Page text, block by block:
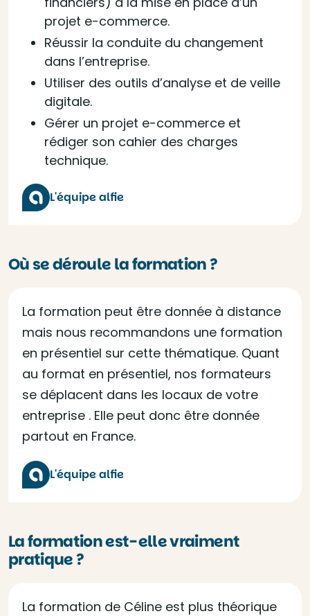
projet e-commerce.
Réussir la conduite du changement
dans l’entreprise.
Utiliser des outils d’analyse et de veille
digitale.
Gérer un projet e-commerce et
rédiger son cahier des charges
technique.
L'équipe alfie
Où se déroule la formation ?
La formation peut être donnée à distance
mais nous recommandons une formation
en présentiel sur cette thématique. Quant
au format en présentiel, nos formateurs
se déplacent dans les locaux de votre
entreprise . Elle peut donc être donnée
partout en France.
L'équipe alfie
La formation est-elle vraiment
pratique ?
La formation de Céline est plus théorique